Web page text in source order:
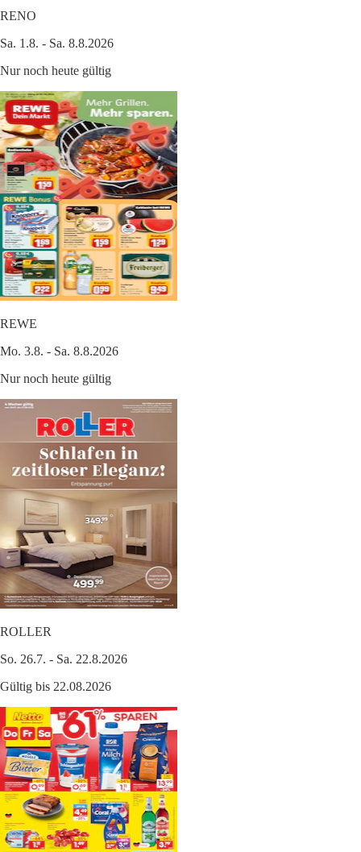
RENO
Sa. 1.8. - Sa. 8.8.2026
Nur noch heute gültig
REWE
Mo. 3.8. - Sa. 8.8.2026
Nur noch heute gültig
ROLLER
So. 26.7. - Sa. 22.8.2026
Gültig bis 22.08.2026